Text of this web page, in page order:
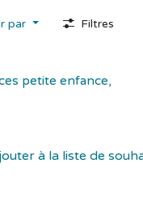
par Filtres
petite enfance,
à la liste de